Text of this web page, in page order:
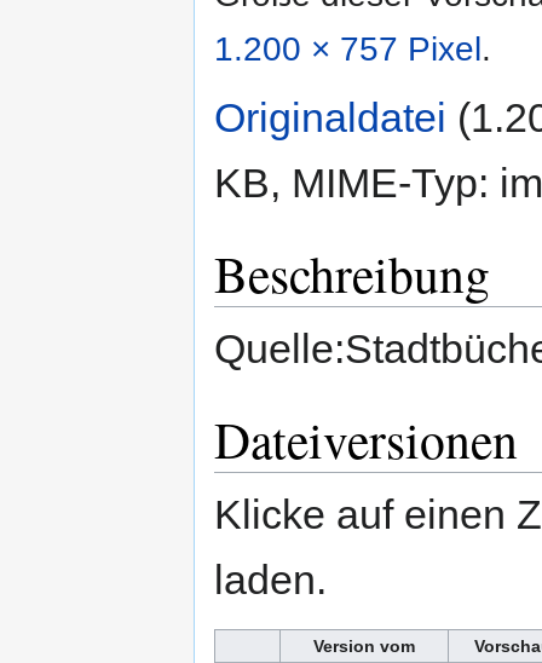
1.200 × 757 Pixel.
Originaldatei
KB, MIME-Typ:
Beschreibung
Dateiversionen
Klicke auf einen
laden.
Version vom